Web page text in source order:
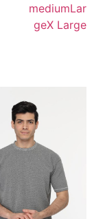
mediumLar
geX Large